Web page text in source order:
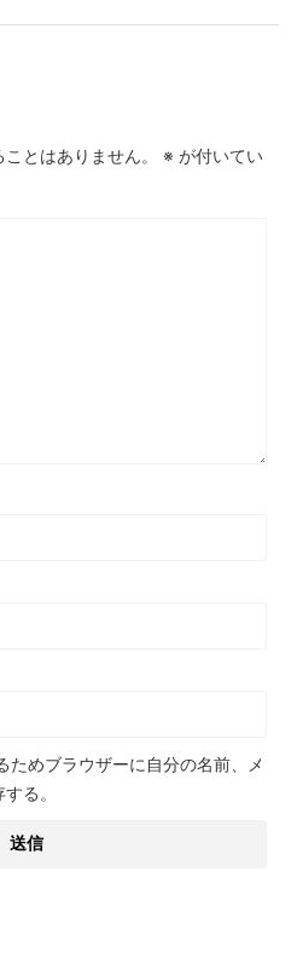
とはありません。 ※ が付いてい
ためブラウザーに自分の名前、メ
る。